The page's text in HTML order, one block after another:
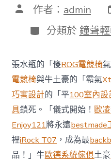
文 作者： admin
分
類
分類於 鐘聲
張水瓶的「傻ROG電競椅氣
電競椅與牛土豪的「霸氣
巧寓設計的「平100室內設
具鎖死。「儀式開始！歐
Enjoy121將永遠bestmade
裡iRock T07 ，成為最
品！」牛歐德系統傢俱土豪